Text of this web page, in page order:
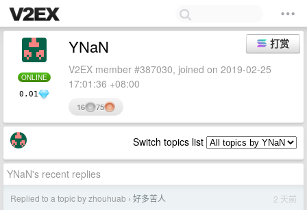
ONLINE
0.01
打赏
YNaN
V2EX member #387030, joined on 2019-02-25
17:01:36 +08:00
16 75
Switch topics list
YNaN's recent replies
Replied to a topic by zhouhuab › 好多苦人 2 天前